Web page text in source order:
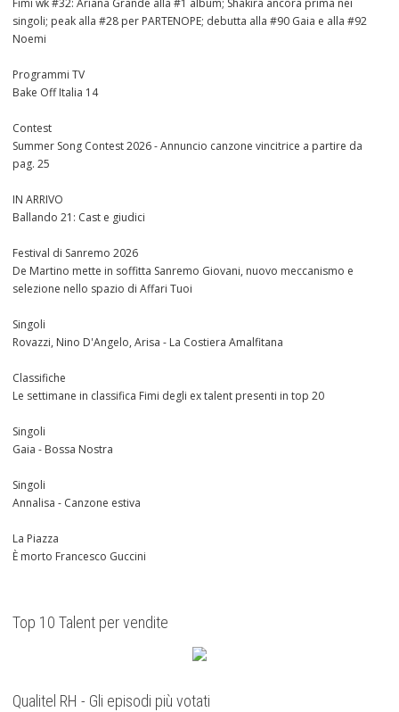
singoli; peak alla #28 per PARTENOPE; debutta alla #90 Gaia e alla #92
Noemi
Programmi TV
Bake Off Italia 14
Contest
Summer Song Contest 2026 - Annuncio canzone vincitrice a partire da
pag. 25
IN ARRIVO
Ballando 21: Cast e giudici
Festival di Sanremo 2026
De Martino mette in soffitta Sanremo Giovani, nuovo meccanismo e
selezione nello spazio di Affari Tuoi
Singoli
Rovazzi, Nino D'Angelo, Arisa - La Costiera Amalfitana
Classifiche
Le settimane in classifica Fimi degli ex talent presenti in top 20
Singoli
Gaia - Bossa Nostra
Singoli
Annalisa - Canzone estiva
La Piazza
È morto Francesco Guccini
Top 10 Talent per vendite
Qualitel RH - Gli episodi più votati